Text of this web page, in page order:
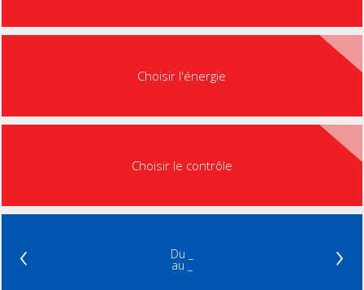
Choisir l'énergie
Choisir le contrôle
‹ Du _
au _ ›